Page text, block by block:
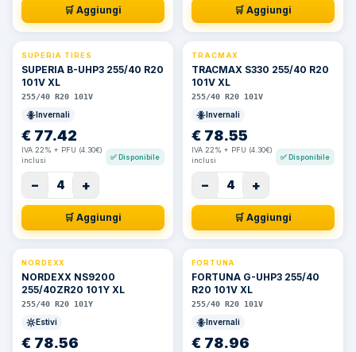
🛒 Aggiungi 🛒 Aggiungi
SUPERIA TIRES
SUPERIA B-UHP3 255/40 R20
101V XL
255/40 R20 101V
Invernali
€ 77.42
IVA 22% + PFU (4.30€)
inclusi
✅Disponibile
− 4 +
🛒 Aggiungi
TRACMAX
TRACMAX S330 255/40 R20
101V XL
255/40 R20 101V
Invernali
€ 78.55
IVA 22% + PFU (4.30€)
inclusi
✅Disponibile
− 4 +
🛒 Aggiungi
NORDEXX
NORDEXX NS9200
255/40ZR20 101Y XL
255/40 R20 101Y
Estivi
€ 78.56
FORTUNA
FORTUNA G-UHP3 255/40
R20 101V XL
255/40 R20 101V
Invernali
€ 78.96